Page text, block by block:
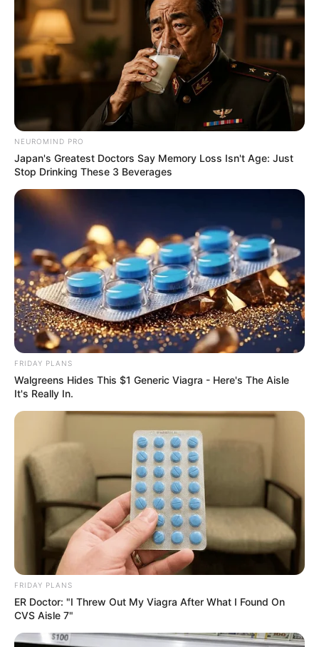
Why this ordinary drink is the secret to feeling your
CTA LOVE
Disney Princesses: Which Live-Action Version Do
You Prefer?
BRAINBERRIES
Magnetic Floating Bed: All That Luxury For Mere $1.6
Mil?
BRAINBERRIES
NEUROMIND PRO
Japan's Greatest Doctors Say Memory Loss Isn't Age: Just
Stop Drinking These 3 Beverages
FRIDAY PLANS
Walgreens Hides This $1 Generic Viagra - Here's The Aisle
It's Really In.
FRIDAY PLANS
ER Doctor: "I Threw Out My Viagra After What I Found On
CVS Aisle 7"